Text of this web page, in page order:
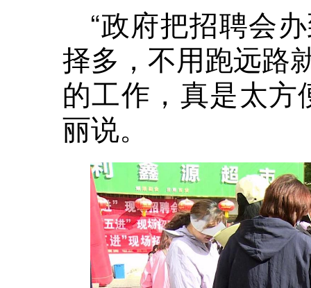
“政府把招聘会
择多，不用跑远路
的工作，真是太方
丽说。